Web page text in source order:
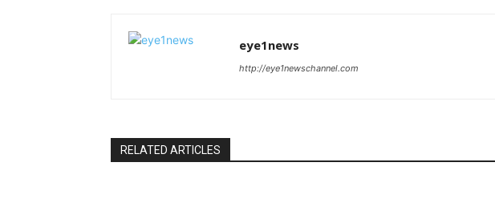
eye1news
http://eye1newschannel.com
RELATED ARTICLES